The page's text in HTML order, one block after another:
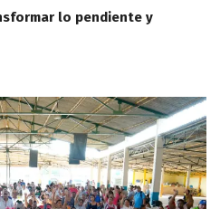
lo pendiente y